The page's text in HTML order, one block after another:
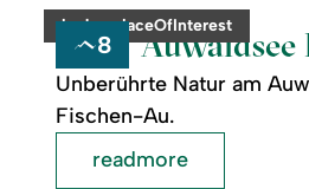
category:
badge.placeOfInterest
8 Auwaldsee
Unberührte Natur am
Fischen-Au.
Fischen
readmore